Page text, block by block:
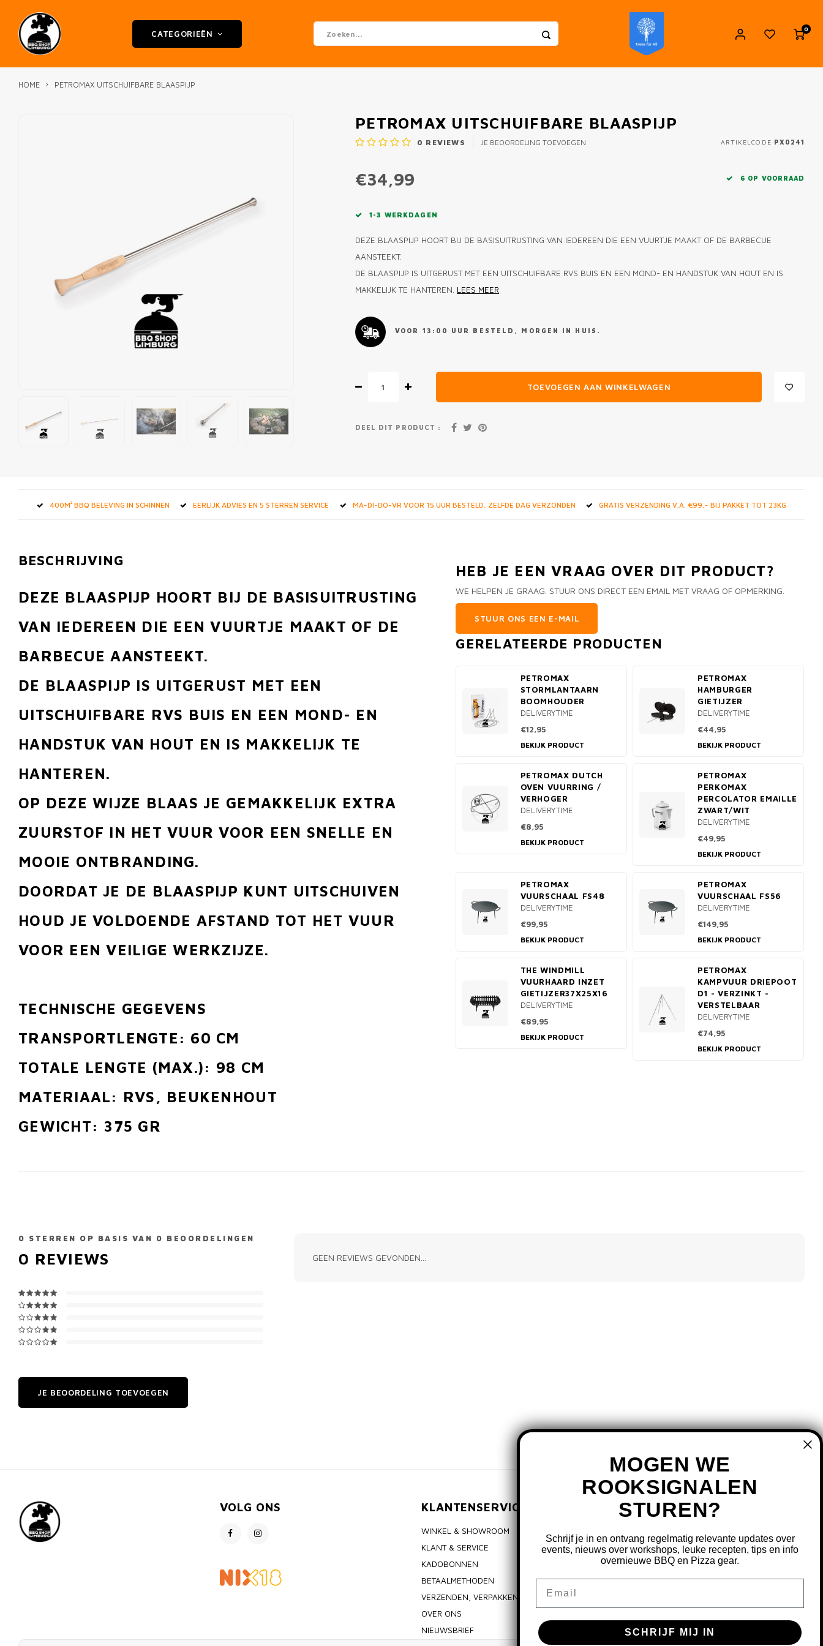
CATEGORIEËN
0
HOME PETROMAX UITSCHUIFBARE BLAASPIJP
PETROMAX UITSCHUIFBARE BLAASPIJP
0 REVIEWS JE BEOORDELING TOEVOEGEN ARTIKELCODE PX0241
€34,99 6 OP VOORRAAD
1-3 WERKDAGEN
DEZE BLAASPIJP HOORT BIJ DE BASISUITRUSTING VAN IEDEREEN DIE EEN VUURTJE MAAKT OF DE BARBECUE
AANSTEEKT.
DE BLAASPIJP IS UITGERUST MET EEN UITSCHUIFBARE RVS BUIS EN EEN MOND- EN HANDSTUK VAN HOUT EN IS
MAKKELIJK TE HANTEREN. LEES MEER
VOOR 13:00 UUR BESTELD, MORGEN IN HUIS.
TOEVOEGEN AAN WINKELWAGEN
DEEL DIT PRODUCT :
400M² BBQ BELEVING IN SCHINNEN EERLIJK ADVIES EN 5 STERREN SERVICE MA-DI-DO-VR VOOR 15 UUR BESTELD, ZELFDE DAG VERZONDEN GRATIS VERZENDING V.A. €99,- BIJ PAKKET TOT 23KG
BESCHRIJVING
DEZE BLAASPIJP HOORT BIJ DE BASISUITRUSTING
VAN IEDEREEN DIE EEN VUURTJE MAAKT OF DE
BARBECUE AANSTEEKT.
DE BLAASPIJP IS UITGERUST MET EEN
UITSCHUIFBARE RVS BUIS EN EEN MOND- EN
HANDSTUK VAN HOUT EN IS MAKKELIJK TE
HANTEREN.
OP DEZE WIJZE BLAAS JE GEMAKKELIJK EXTRA
ZUURSTOF IN HET VUUR VOOR EEN SNELLE EN
MOOIE ONTBRANDING.
DOORDAT JE DE BLAASPIJP KUNT UITSCHUIVEN
HOUD JE VOLDOENDE AFSTAND TOT HET VUUR
VOOR EEN VEILIGE WERKZIJZE.
TECHNISCHE GEGEVENS
TRANSPORTLENGTE: 60 CM
TOTALE LENGTE (MAX.): 98 CM
MATERIAAL: RVS, BEUKENHOUT
GEWICHT: 375 GR
HEB JE EEN VRAAG OVER DIT PRODUCT?
WE HELPEN JE GRAAG. STUUR ONS DIRECT EEN EMAIL MET VRAAG OF OPMERKING.
STUUR ONS EEN E-MAIL
GERELATEERDE PRODUCTEN
PETROMAX
STORMLANTAARN
BOOMHOUDER
DELIVERYTIME
€12,95
BEKIJK PRODUCT
PETROMAX
HAMBURGER
GIETIJZER
DELIVERYTIME
€44,95
BEKIJK PRODUCT
PETROMAX DUTCH
OVEN VUURRING /
VERHOGER
DELIVERYTIME
€8,95
BEKIJK PRODUCT
PETROMAX
PERKOMAX
PERCOLATOR EMAILLE
ZWART/WIT
DELIVERYTIME
€49,95
BEKIJK PRODUCT
PETROMAX
VUURSCHAAL FS48
DELIVERYTIME
€99,95
BEKIJK PRODUCT
PETROMAX
VUURSCHAAL FS56
DELIVERYTIME
€149,95
BEKIJK PRODUCT
THE WINDMILL
VUURHAARD INZET
GIETIJZER37X25X16
DELIVERYTIME
€89,95
BEKIJK PRODUCT
PETROMAX
KAMPVUUR DRIEPOOT
D1 - VERZINKT -
VERSTELBAAR
DELIVERYTIME
€74,95
BEKIJK PRODUCT
0 STERREN OP BASIS VAN 0 BEOORDELINGEN
0 REVIEWS
JE BEOORDELING TOEVOEGEN
GEEN REVIEWS GEVONDEN...
VOLG ONS KLANTENSERVICE
WINKEL & SHOWROOM
KLANT & SERVICE
KADOBONNEN
BETAALMETHODEN
VERZENDEN, VERPAKKEN & RETOURNEREN
OVER ONS
NIEUWSBRIEF
MIJN ACCOUNT
MIJN BESTELLINGEN
MIJN TICKETS
MIJN VERLANGLIJST
MOGEN WE
ROOKSIGNALEN
STUREN?
Schrijf je in en ontvang regelmatig relevante updates over
events, nieuws over workshops, leuke recepten, tips en info
overnieuwe BBQ en Pizza gear.
SCHRIJF MIJ IN